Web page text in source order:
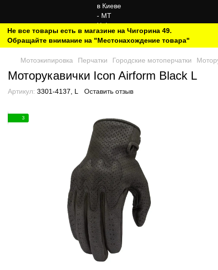
Не все товары есть в магазине на Чигорина 49.
Обращайте внимание на "Местонахождение товара"
Мотоэкипировка Перчатки Городские мотоперчатки
Моторукавички Icon Airform Black L
Артикул: 3301-4137, L Оставить отзыв
3